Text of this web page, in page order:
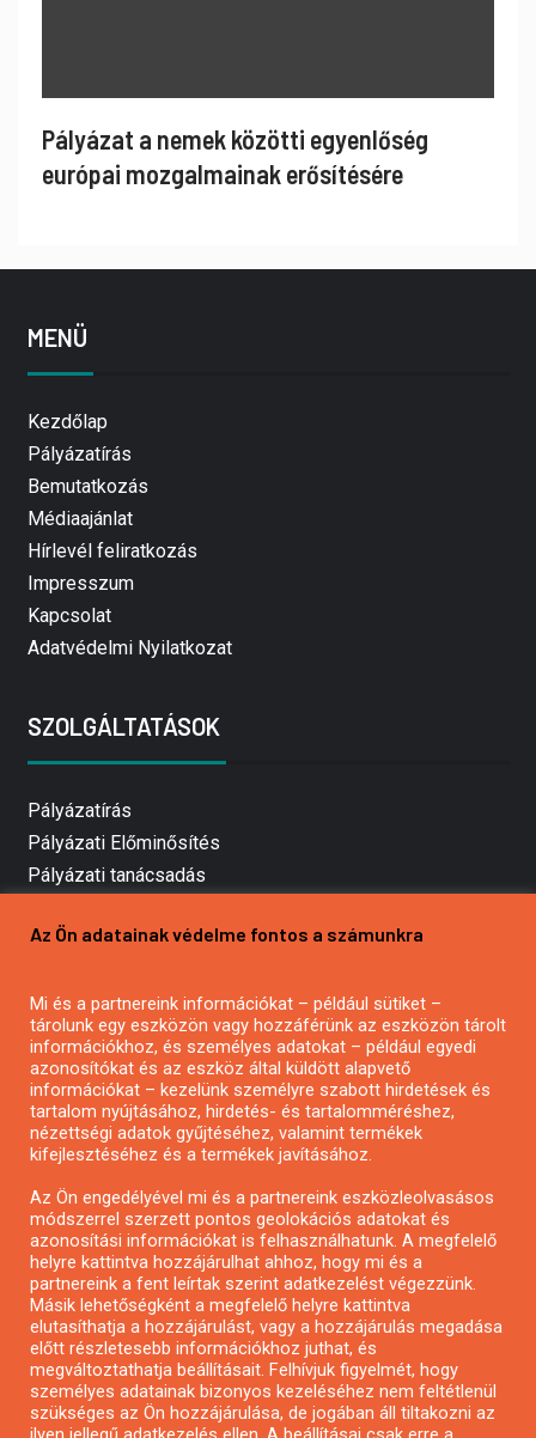
Pályázat a nemek közötti egyenlőség
európai mozgalmainak erősítésére
MENÜ
Kezdőlap
Pályázatírás
Bemutatkozás
Médiaajánlat
Hírlevél feliratkozás
Impresszum
Kapcsolat
Adatvédelmi Nyilatkozat
SZOLGÁLTATÁSOK
Pályázatírás
Pályázati Előminősítés
Pályázati tanácsadás
Mezőgazdasági pályázatírás
Pályázatírás civil szervezeteknek
Pályázatírás önkormányzatoknak
Pályázatfigyelés
Specifikus pályázatfigyelés vagy hírlevél
Pályázatok magánszemélyeknek
Pályázatok civil szervezeteknek
Pályázatok vállalkozásoknak
Önkormányzati pályázatok
Mezőgazdasági pályázatok
Falusi turizmus pályázatok
Az Ön adatainak védelme fontos a számunkra
Mi és a partnereink információkat – például sütiket –
tárolunk egy eszközön vagy hozzáférünk az eszközön tárolt
információkhoz, és személyes adatokat – például egyedi
azonosítókat és az eszköz által küldött alapvető
információkat – kezelünk személyre szabott hirdetések és
tartalom nyújtásához, hirdetés- és tartalomméréshez,
nézettségi adatok gyűjtéséhez, valamint termékek
kifejlesztéséhez és a termékek javításához.
Az Ön engedélyével mi és a partnereink eszközleolvasásos
módszerrel szerzett pontos geolokációs adatokat és
azonosítási információkat is felhasználhatunk. A megfelelő
helyre kattintva hozzájárulhat ahhoz, hogy mi és a
partnereink a fent leírtak szerint adatkezelést végezzünk.
Másik lehetőségként a megfelelő helyre kattintva
elutasíthatja a hozzájárulást, vagy a hozzájárulás megadása
előtt részletesebb információkhoz juthat, és
megváltoztathatja beállításait. Felhívjuk figyelmét, hogy
személyes adatainak bizonyos kezeléséhez nem feltétlenül
szükséges az Ön hozzájárulása, de jogában áll tiltakozni az